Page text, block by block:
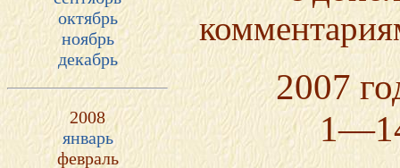
октябрь
ноябрь
декабрь
2008
январь
февраль
2007